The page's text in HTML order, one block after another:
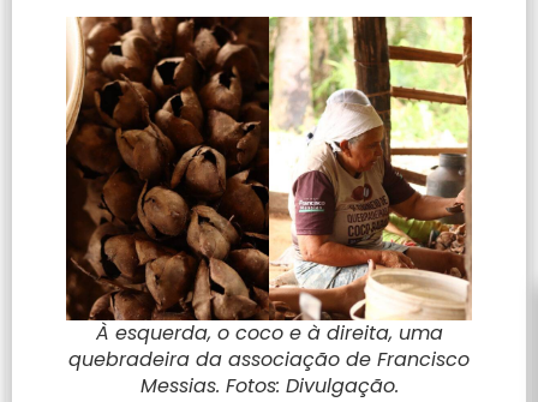
À esquerda, o coco e à direita, uma
quebradeira da associação de Francisco
Messias. Fotos: Divulgação.